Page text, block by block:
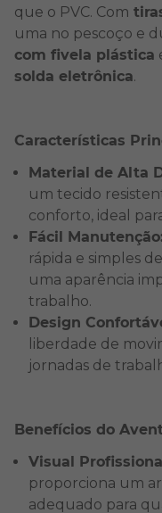
que o PVC. Com
uma no pescoço e
com fivela plástica
solda eletrônica.
Características
Material de Alta
um tecido
conforto, ideal
Fácil
rápida e simples
uma aparência
trabalho.
Design
liberdade de
jornadas de
Benefícios do
Visual
proporciona um
adequado para